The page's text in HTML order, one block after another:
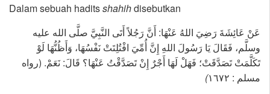
Dalam sebuah haditsshahihdisebutkan
عَنْ عَائِشَةَ رَضِيَ اللهُ عَنْهَا: أَنَّ رَجُلاً أَتَى النَّبِيَّ صلَّى الله عليه
وسلَّم، فَقَالَ يَا رَسُولَ اللهِ إِنَّ أُمِّيَ افْتُلِتَتْ نَفْسُهَا، وَأَظُنُّهَا لَوْ
تَكَلَّمَتْ تَصَدَّقَتْ؛ فَهَلْ لَهَا أَجْرٌ إِنْ تَصَدَّقْتُ عَنْهَا؟ قَالَ: نَعَمْ. (رواه
مسلم : ١٦٧٢
)